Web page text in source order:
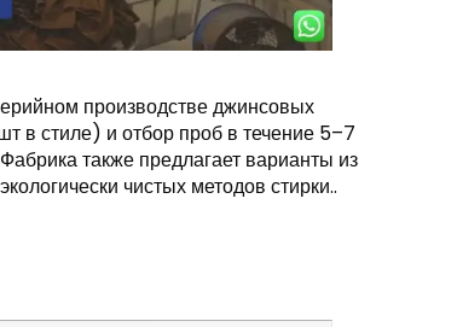
производстве джинсовых
в стиле) и отбор проб в течение 5–7
также предлагает варианты из
чистых методов стирки..